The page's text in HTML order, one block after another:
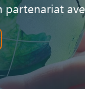
partenariat